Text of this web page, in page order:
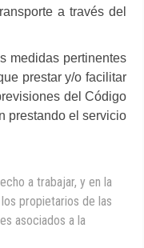
a través del
medidas pertinentes
prestar y/o facilitar
del Código
prestando el servicio
a trabajar, y en la
propietarios de las
asociados a la